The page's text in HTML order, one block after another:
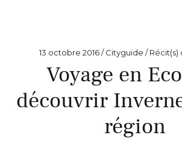
13 octobre 2016 Cityguide / Récit(s)
Voyage en
découvrir
région